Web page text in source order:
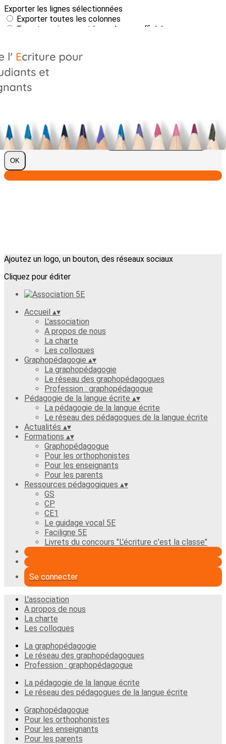
Exporter les lignes sélectionnées
Exporter toutes les colonnes
Exporter uniquement les colonnes affichées
?>
Images de la page d'accueil
Cliquez pour éditer
Cliquez pour éditer
Je m'abonne à la newsletter
OK
Ajoutez un logo, un bouton, des réseaux sociaux
Cliquez pour éditer
Accueil ▴▾
L'association
A propos de nous
La charte
Les colloques
Graphopédagogie ▴▾
La graphopédagogie
Le réseau des graphopédagogues
Profession : graphopédagogue
Pédagogie de la langue écrite ▴▾
La pédagogie de la langue écrite
Le réseau des pédagogues de la langue écrite
Actualités ▴▾
Formations ▴▾
Graphopédagogue
Pour les orthophonistes
Pour les enseignants
Pour les parents
Ressources pédagogiques ▴▾
GS
CP
CE1
Le guidage vocal 5E
Faciligne 5E
Livrets du concours "L'écriture c'est la classe"
Se connecter
L'association
A propos de nous
La charte
Les colloques
La graphopédagogie
Le réseau des graphopédagogues
Profession : graphopédagogue
La pédagogie de la langue écrite
Le réseau des pédagogues de la langue écrite
Graphopédagogue
Pour les orthophonistes
Pour les enseignants
Pour les parents